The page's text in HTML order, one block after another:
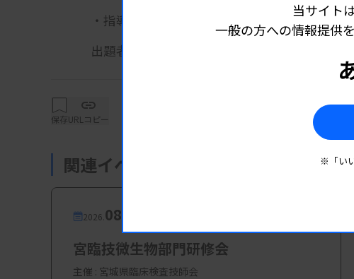
・指導医講習会
出題者：松本 剛氏（信州大学医学部医学科 病
回答者：鉢呂 彩花氏（信州大学医学部附属
清水 梨帆氏（信州大学医学部附属病院
山崎 あずさ氏（東京科学大学病院 検
波木井 優奈氏（東京科学大学病院 検査
・特別講演「太陽系探査と宇宙と未来のトー
関根 康人氏 （東京科学大学 未来社会創
詳細はこちら
保存URLコピー
関連イベント・研修会
2026. 08.08
宮臨技微生物部門研修会
主催 : 宮城県臨床検査技師会
当サイト
一般の方への情報提供
※「い